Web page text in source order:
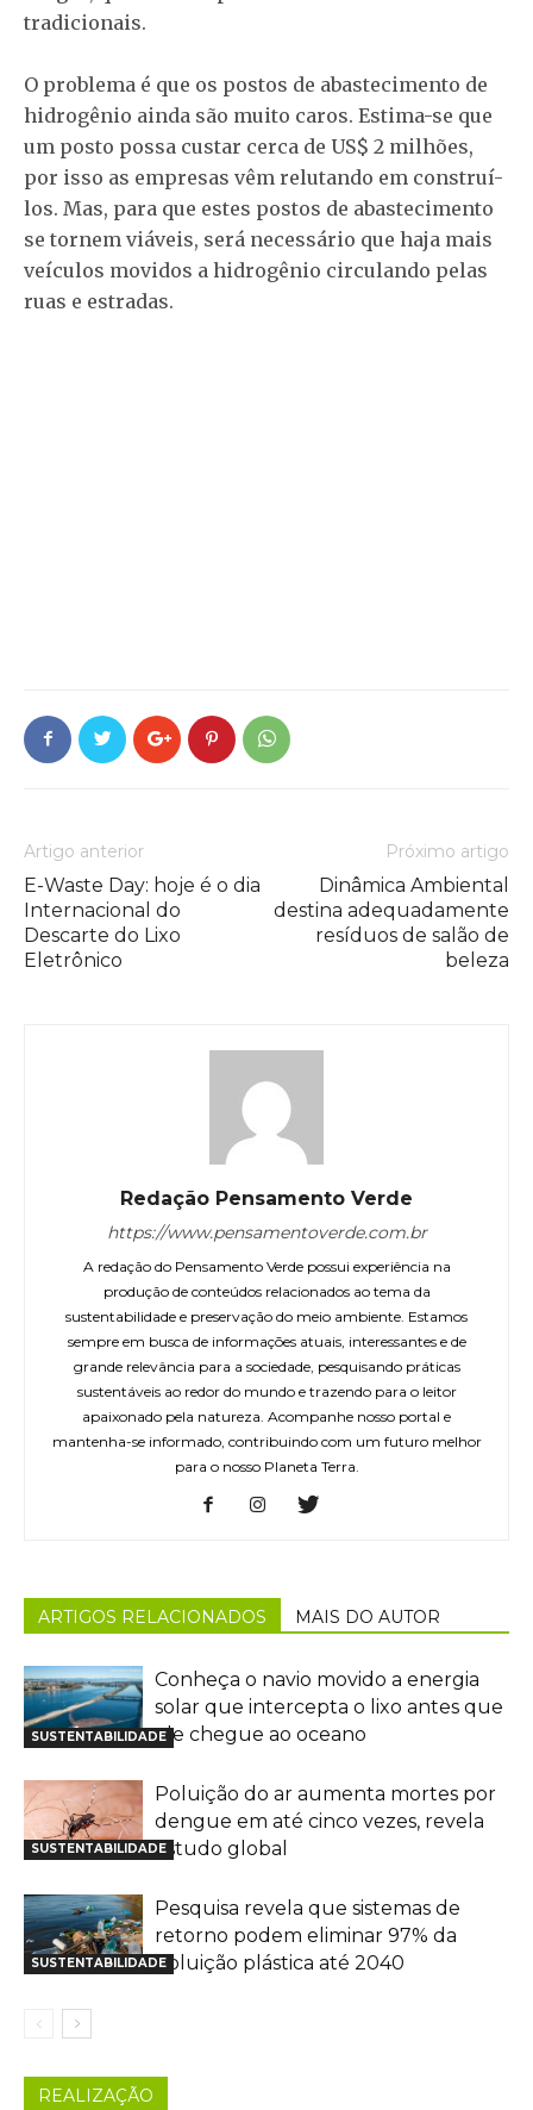
tradicionais.
O problema é que os postos de abastecimento de
hidrogênio ainda são muito caros. Estima-se que
um posto possa custar cerca de US$ 2 milhões,
por isso as empresas vêm relutando em construí-
los. Mas, para que estes postos de abastecimento
se tornem viáveis, será necessário que haja mais
veículos movidos a hidrogênio circulando pelas
ruas e estradas.
Artigo anterior
E-Waste Day: hoje é o dia
Internacional do
Descarte do Lixo
Eletrônico
Próximo artigo
Dinâmica Ambiental
destina adequadamente
resíduos de salão de
beleza
Redação Pensamento Verde
https://www.pensamentoverde.com.br
A redação do Pensamento Verde possui experiência na
produção de conteúdos relacionados ao tema da
sustentabilidade e preservação do meio ambiente. Estamos
sempre em busca de informações atuais, interessantes e de
grande relevância para a sociedade, pesquisando práticas
sustentáveis ao redor do mundo e trazendo para o leitor
apaixonado pela natureza. Acompanhe nosso portal e
mantenha-se informado, contribuindo com um futuro melhor
para o nosso Planeta Terra.
ARTIGOS RELACIONADOS MAIS DO AUTOR
SUSTENTABILIDADE
Conheça o navio movido a energia
solar que intercepta o lixo antes que
ele chegue ao oceano
SUSTENTABILIDADE
Poluição do ar aumenta mortes por
dengue em até cinco vezes, revela
estudo global
SUSTENTABILIDADE
Pesquisa revela que sistemas de
retorno podem eliminar 97% da
poluição plástica até 2040
REALIZAÇÃO